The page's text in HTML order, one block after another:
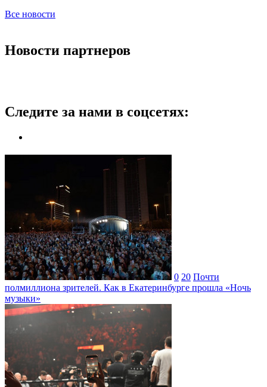
Все новости
Новости партнеров
Следите за нами в соцсетях:
0 20 Почти
полмиллиона зрителей. Как в Екатеринбурге прошла «Ночь
музыки»